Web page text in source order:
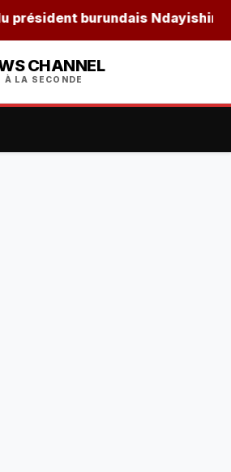
burundais Ndayishimiye
CHANNEL
À LA SECONDE